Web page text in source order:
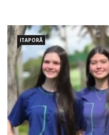
ITAPORÃ